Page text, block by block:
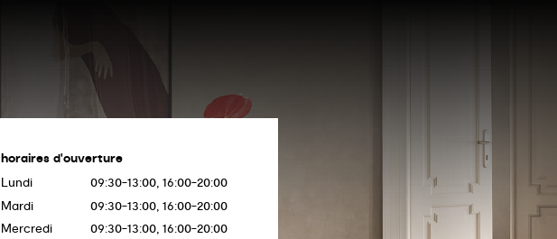
horaires d'ouverture
Lundi
09:30-13:00, 16:00-20:00
Mardi
09:30-13:00, 16:00-20:00
Mercredi
09:30-13:00, 16:00-20:00